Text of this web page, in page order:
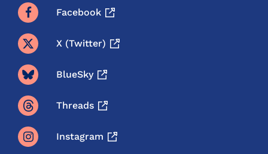
Facebook
X (twitter)
BlueSky
Threads
Instagram